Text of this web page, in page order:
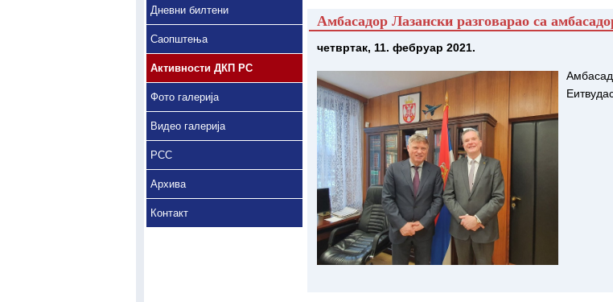
Дневни билтени
Саопштења
Активности ДКП РС
Фото галерија
Видео галерија
РСС
Архива
Контакт
Амбасадор Лазански разговарао са
четвртак, 11. фебруар 2021.